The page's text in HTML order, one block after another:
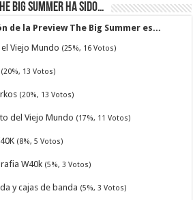
Big Summer ha sido…
de la Preview The Big Summer es...
Viejo Mundo (25%, 16 Votos)
(20%, 13 Votos)
(20%, 13 Votos)
del Viejo Mundo (17%, 11 Votos)
(8%, 5 Votos)
W40k (5%, 3 Votos)
y cajas de banda (5%, 3 Votos)